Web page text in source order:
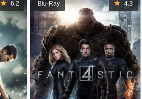
4.3
Blu-Ray
6.2